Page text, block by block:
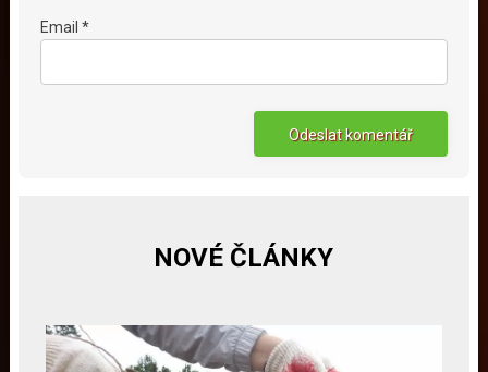
Email *
NOVÉ ČLÁNKY